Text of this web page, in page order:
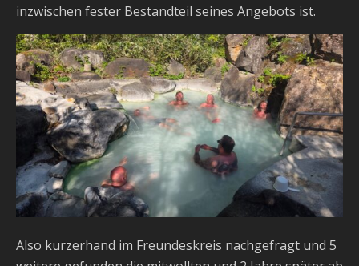
inzwischen fester Bestandteil seines Angebots ist.
Also kurzerhand im Freundeskreis nachgefragt und 5